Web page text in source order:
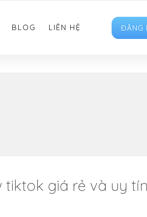
BLOG LIÊN HỆ ĐĂNG
tiktok giá rẻ và uy tín